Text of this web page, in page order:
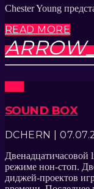
Chester Young
READ MORE
SOUND BOX
DCHERN |
Двенадцатичасовой
режиме нон-стоп.
диджей-проектов